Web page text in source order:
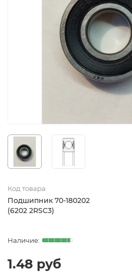
Код товара
Подшипник 70-180202
(6202 2RSC3)
1.48 руб